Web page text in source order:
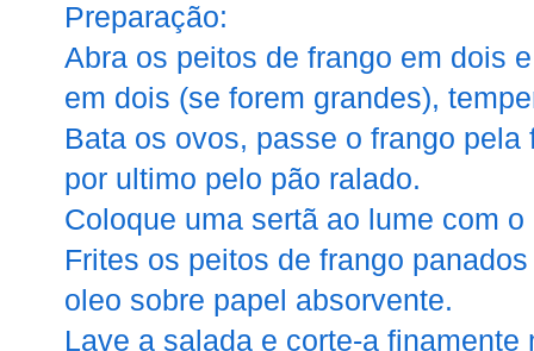
Preparação:
Abra os peitos de frango em dois
em dois (se forem grandes),
Bata os ovos, passe o frango
por ultimo pelo pão ralado.
Coloque uma sertã ao lume com o
Frites os peitos de frango
oleo sobre papel absorvente.
Lave a salada e corte-a